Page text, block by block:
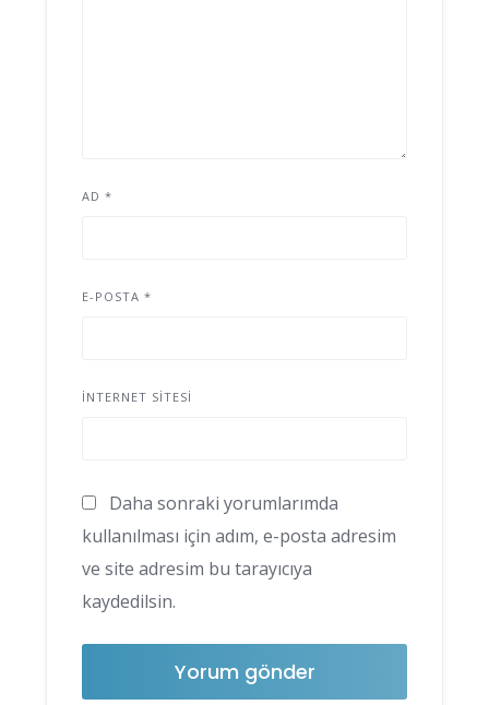
AD *
E-POSTA *
İNTERNET SITESI
Daha sonraki yorumlarımda
kullanılması için adım, e-posta adresim
ve site adresim bu tarayıcıya
kaydedilsin.